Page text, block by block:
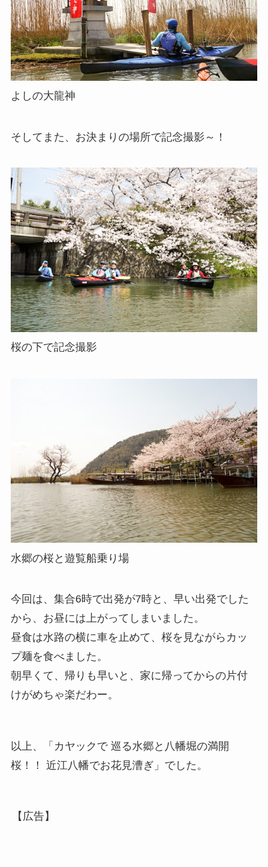
よしの大龍神
そしてまた、お決まりの場所で記念撮影～！
桜の下で記念撮影
水郷の桜と遊覧船乗り場
今回は、集合6時で出発が7時と、早い出発でした
から、お昼には上がってしまいました。
昼食は水路の横に車を止めて、桜を見ながらカッ
プ麺を食べました。
朝早くて、帰りも早いと、家に帰ってからの片付
けがめちゃ楽だわー。
以上、「カヤックで 巡る水郷と八幡堀の満開
桜！！ 近江八幡でお花見漕ぎ」でした。
【広告】